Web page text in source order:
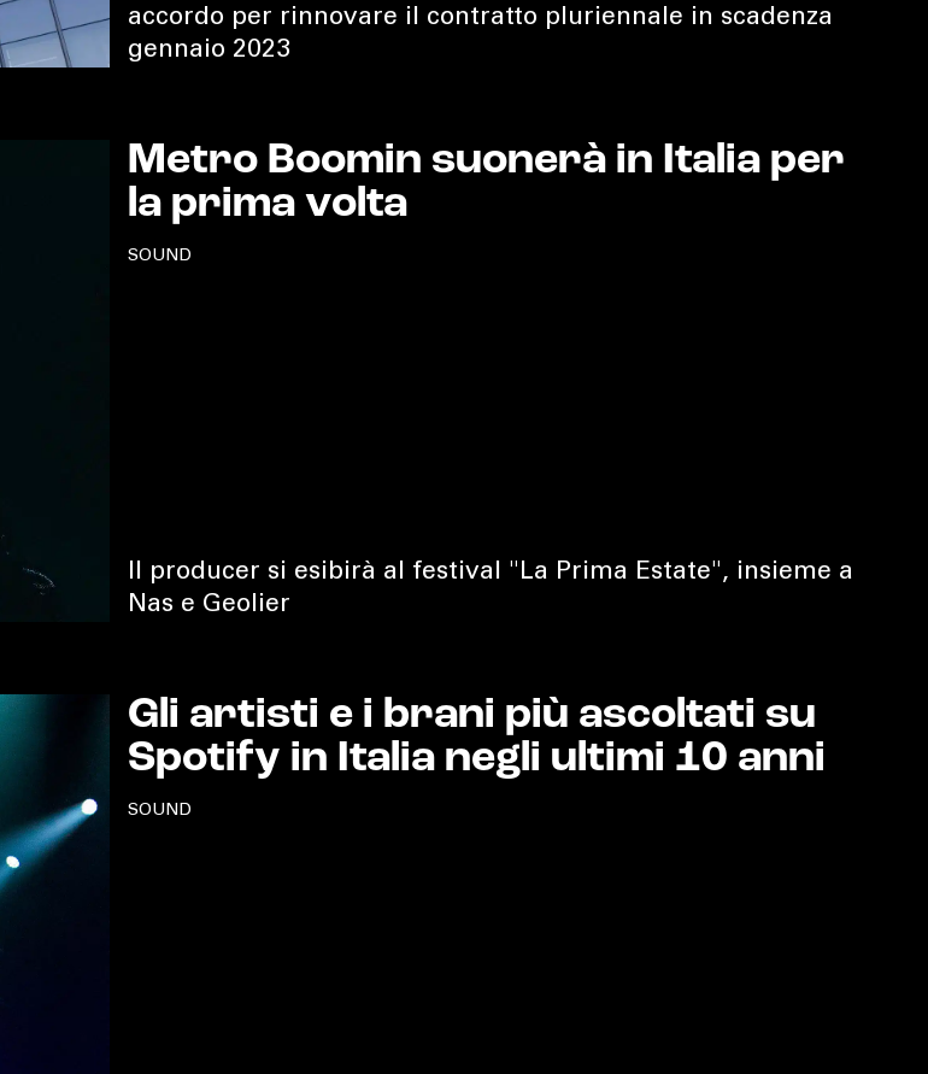
accordo per rinnovare il contratto pluriennale in scadenza
gennaio 2023
Metro Boomin suonerà in Italia per
la prima volta
SOUND
Il producer si esibirà al festival "La Prima Estate", insieme a
Nas e Geolier
Gli artisti e i brani più ascoltati su
Spotify in Italia negli ultimi 10 anni
SOUND